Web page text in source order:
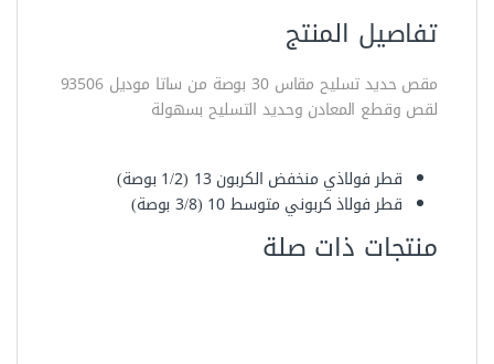
تفاصيل المنتج
مقص حديد تسليح مقاس 30 بوصة من ساتا موديل 93506
لقص وقطع المعادن وحديد التسليح بسهولة
قطر فولاذي منخفض الكربون 13 (1/2 بوصة)
قطر فولاذ كربوني متوسط 10 (3/8 بوصة)
منتجات ذات صلة